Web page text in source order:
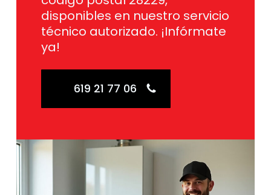
disponibles en nuestro servicio
técnico autorizado. ¡Infórmate
ya!
619 21 77 06